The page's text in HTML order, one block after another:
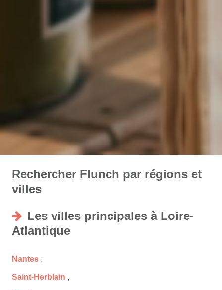
Rechercher Flunch par régions et
villes
Les villes principales à Loire-
Atlantique
Nantes ,
Saint-Herblain ,